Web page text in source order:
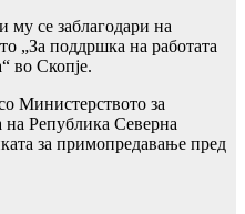
му се заблагодари на
„За поддршка на работата
во Скопје.
Министерството за
на Република Северна
за примопредавање пред